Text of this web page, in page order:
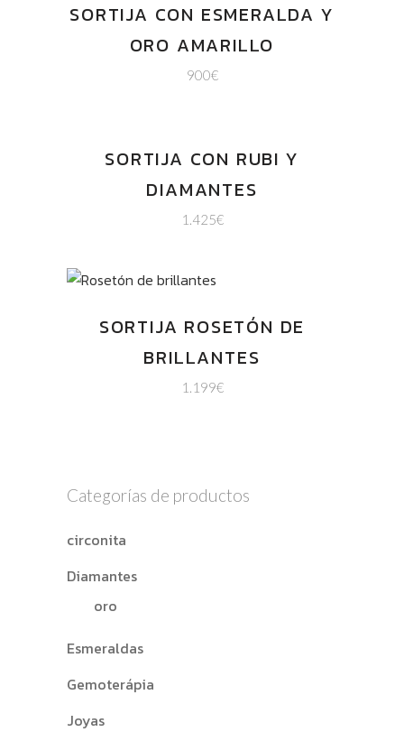
SORTIJA CON ESMERALDA Y
ORO AMARILLO
900€
SORTIJA CON RUBI Y
DIAMANTES
1.425€
SORTIJA ROSETÓN DE
BRILLANTES
1.199€
Categorías de productos
circonita
Diamantes
oro
Esmeraldas
Gemoterápia
Joyas